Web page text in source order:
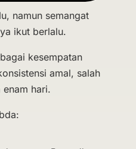
namun semangat
ikut berlalu.
kesempatan
amal, salah
enam hari.